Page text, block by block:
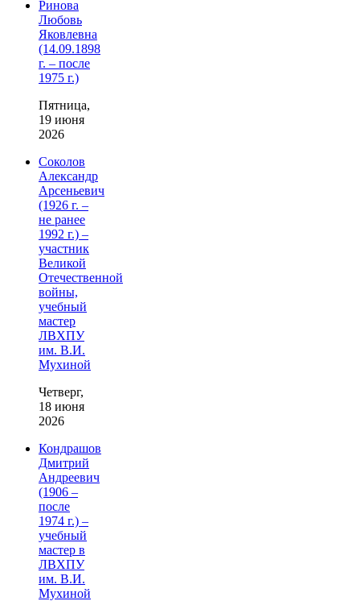
Ринова
Любовь
Яковлевна
(14.09.1898
г. – после
1975 г.)
Пятница,
19 июня
2026
Соколов
Александр
Арсеньевич
(1926 г. –
не ранее
1992 г.) –
участник
Великой
Отечественной
войны,
учебный
мастер
ЛВХПУ
им. В.И.
Мухиной
Четверг,
18 июня
2026
Кондрашов
Дмитрий
Андреевич
(1906 –
после
1974 г.) –
учебный
мастер в
ЛВХПУ
им. В.И.
Мухиной